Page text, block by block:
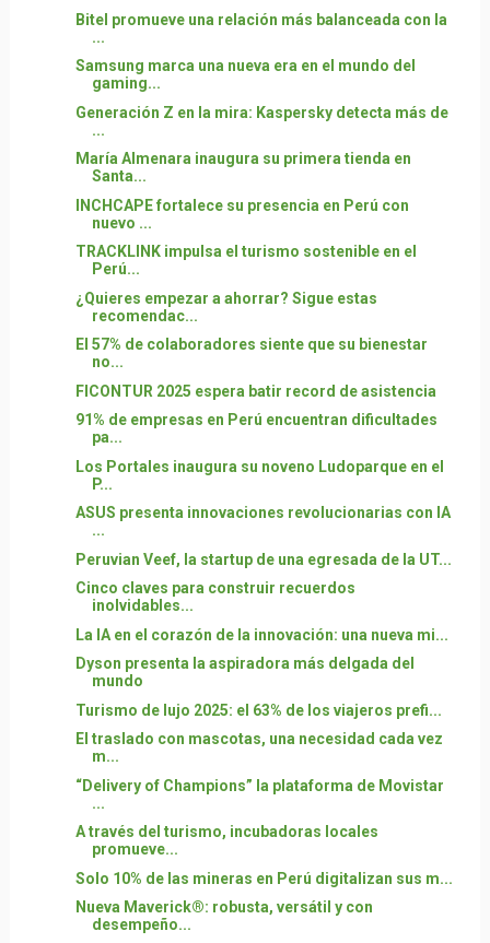
Bitel promueve una relación más balanceada con la
...
Samsung marca una nueva era en el mundo del
gaming...
Generación Z en la mira: Kaspersky detecta más de
...
María Almenara inaugura su primera tienda en
Santa...
INCHCAPE fortalece su presencia en Perú con
nuevo ...
TRACKLINK impulsa el turismo sostenible en el
Perú...
¿Quieres empezar a ahorrar? Sigue estas
recomendac...
El 57% de colaboradores siente que su bienestar
no...
FICONTUR 2025 espera batir record de asistencia
91% de empresas en Perú encuentran dificultades
pa...
Los Portales inaugura su noveno Ludoparque en el
P...
ASUS presenta innovaciones revolucionarias con IA
...
Peruvian Veef, la startup de una egresada de la UT...
Cinco claves para construir recuerdos
inolvidables...
La IA en el corazón de la innovación: una nueva mi...
Dyson presenta la aspiradora más delgada del
mundo
Turismo de lujo 2025: el 63% de los viajeros prefi...
El traslado con mascotas, una necesidad cada vez
m...
“Delivery of Champions” la plataforma de Movistar
...
A través del turismo, incubadoras locales
promueve...
Solo 10% de las mineras en Perú digitalizan sus m...
Nueva Maverick®: robusta, versátil y con
desempeño...